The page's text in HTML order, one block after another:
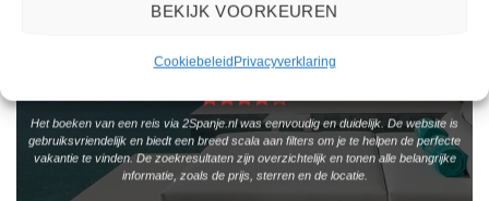
BEKIJK VOORKEUREN
CookiebeleidPrivacyverklaring
Het boeken van een reis via 2Spanje.nl was eenvoudig en duidelijk. De website is
gebruiksvriendelijk en biedt een breed scala aan filters om je te helpen de perfecte
vakantie te vinden. De zoekresultaten zijn overzichtelijk en tonen alle belangrijke
informatie, zoals de prijs, sterren en de locatie.